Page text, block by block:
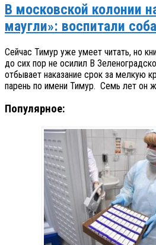
В московской колонии
маугли»: воспитали
Сейчас Тимур уже умеет читать, но
до сих пор не осилил В
отбывает наказание срок за мелкую
парень по имени Тимур. Семь лет он
Популярное: